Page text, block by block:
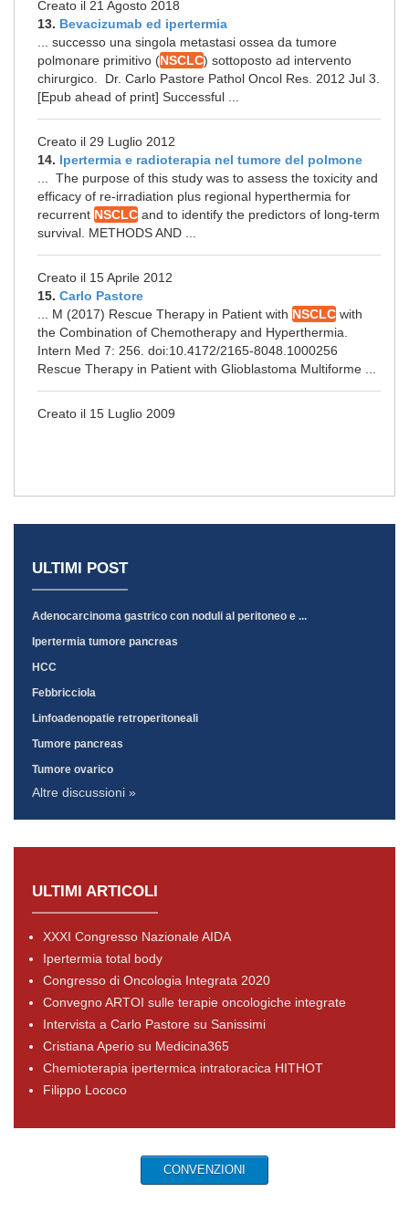
Creato il 21 Agosto 2018
13. Bevacizumab ed ipertermia
... successo una singola metastasi ossea da tumore
polmonare primitivo (NSCLC) sottoposto ad intervento
chirurgico. Dr. Carlo Pastore Pathol Oncol Res. 2012 Jul 3.
[Epub ahead of print] Successful ...
Creato il 29 Luglio 2012
14. Ipertermia e radioterapia nel tumore del polmone
... The purpose of this study was to assess the toxicity and
efficacy of re-irradiation plus regional hyperthermia for
recurrent NSCLC and to identify the predictors of long-term
survival. METHODS AND ...
Creato il 15 Aprile 2012
15. Carlo Pastore
... M (2017) Rescue Therapy in Patient with NSCLC with
the Combination of Chemotherapy and Hyperthermia.
Intern Med 7: 256. doi:10.4172/2165-8048.1000256
Rescue Therapy in Patient with Glioblastoma Multiforme ...
Creato il 15 Luglio 2009
ULTIMI POST
Adenocarcinoma gastrico con noduli al peritoneo e ...
Ipertermia tumore pancreas
HCC
Febbricciola
Linfoadenopatie retroperitoneali
Tumore pancreas
Tumore ovarico
Altre discussioni »
ULTIMI ARTICOLI
XXXI Congresso Nazionale AIDA
Ipertermia total body
Congresso di Oncologia Integrata 2020
Convegno ARTOI sulle terapie oncologiche integrate
Intervista a Carlo Pastore su Sanissimi
Cristiana Aperio su Medicina365
Chemioterapia ipertermica intratoracica HITHOT
Filippo Lococo
CONVENZIONI